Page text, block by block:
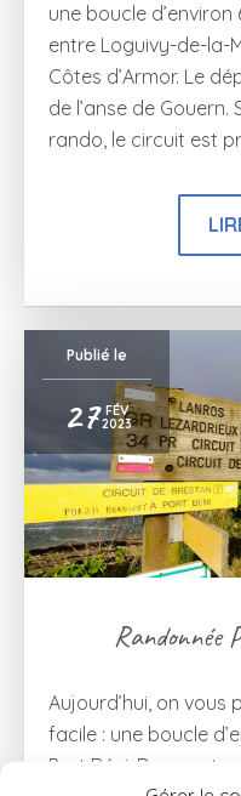
une boucle
entre Loguivy-de-la-
Côtes d’Armor. Le
de l’anse de
rando, le circuit est
Publié le
27 FÉV
2023
Randonnée
Aujourd’hui, on
facile : une boucle
Port Béni. Dans